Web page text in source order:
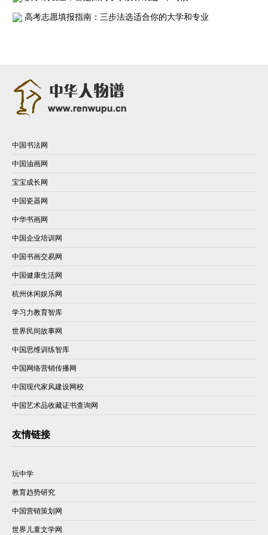
高考志愿填报指南：三步法选适合你的大学和专业
中国书法网
中国油画网
宝宝成长网
中国瓷器网
中华书画网
中国企业培训网
中国书画交易网
中国健康生活网
杭州休闲娱乐网
学习力教育智库
世界民间故事网
中国思维训练智库
中国网络营销传播网
中国现代家风建设网校
中国艺术品收藏证书查询网
友情链接
玩中学
教育趋势研究
中国营销策划网
世界儿童文学网